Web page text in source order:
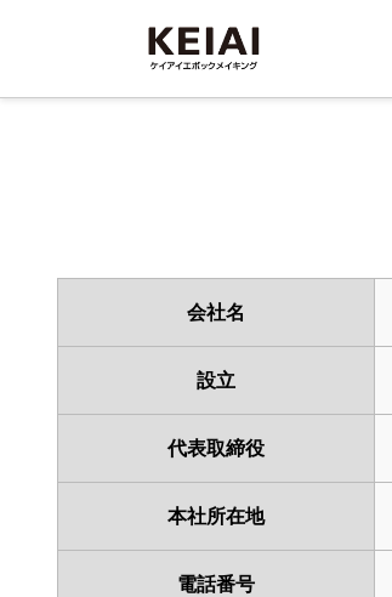
会社名
設立
代表取締役
本社所在地
電話番号